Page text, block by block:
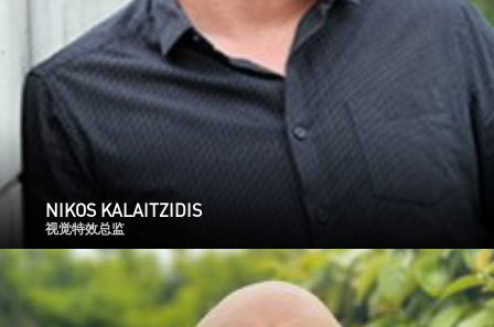
NIKOS KALAITZIDIS
视觉特效总监